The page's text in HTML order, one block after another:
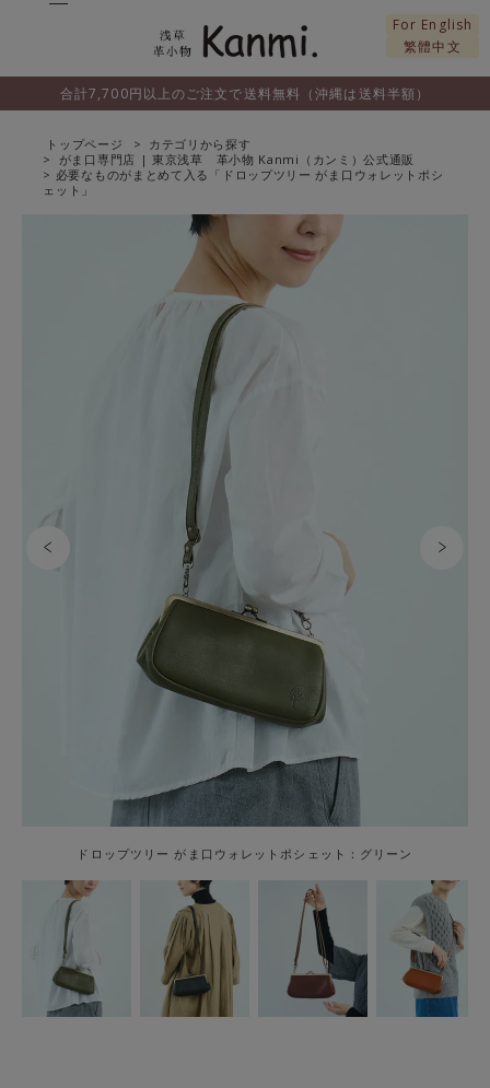
For English
繁體中文
合計7,700円以上のご注文で送料無料（沖縄は送料半額）
トップページ
カテゴリから探す
がま口専門店 | 東京浅草 革小物 Kanmi（カンミ）公式通販
必要なものがまとめて入る「ドロップツリー がま口ウォレットポシ
ェット」
ドロップツリー がま口ウォレットポシェット：グリーン